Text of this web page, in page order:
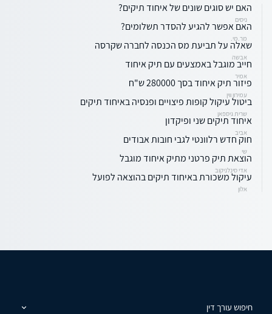
האם יש סוגים שונים של איחוד תיקים?
ניסים
האם אפשר להגיע להסדר תשלומים?
מר.מי.
שאלה על תביעת מס הכנסה לחברה שקרסה
אבשה
חייב מוגבל באמצעים עם תיק איחוד
אמיר
פיזור תיק איחוד בסך 280000 ש"ח
עמירון ווין
ביטול עיקול קופות פיצויים ופנסיה באיחוד תיקים
שרית גיספאן
איחוד תיקים שני ופיקדון
אביב
חוק חדש רלוונטי לגבי חובות אבודים
שי
הוצאת תיק פרטני מתיק איחוד מוגבל
אדי סינלניקוב
עיקול משכורת באיחוד תיקים בהוצאה לפועל
אלון
חיפוש עורך דין